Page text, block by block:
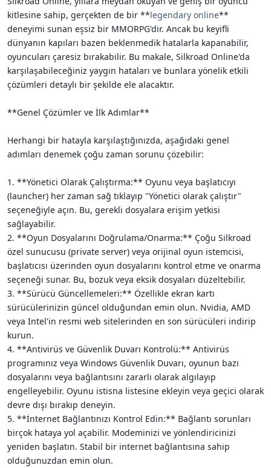
i
kitlesine sahip, gerçekten de bir **legendary online**
deneyimi sunan eşsiz bir MMORPG'dir. Ancak bu keyifli
dünyanın kapıları bazen beklenmedik hatalarla kapanabilir,
oyuncuları çaresiz bırakabilir. Bu makale, Silkroad Online'da
karşılaşabileceğiniz yaygın hataları ve bunlara yönelik etkili
çözümleri detaylı bir şekilde ele alacaktır.
**Genel Çözümler ve İlk Adımlar**
Herhangi bir hatayla karşılaştığınızda, aşağıdaki genel
adımları denemek çoğu zaman sorunu çözebilir:
1. **Yönetici Olarak Çalıştırma:** Oyunu veya başlatıcıyı
(launcher) her zaman sağ tıklayıp "Yönetici olarak çalıştır"
seçeneğiyle açın. Bu, gerekli dosyalara erişim yetkisi
sağlayabilir.
2. **Oyun Dosyalarını Doğrulama/Onarma:** Çoğu Silkroad
özel sunucusu (private server) veya orijinal oyun istemcisi,
başlatıcısı üzerinden oyun dosyalarını kontrol etme ve onarma
seçeneği sunar. Bu, bozuk veya eksik dosyaları düzeltebilir.
3. **Sürücü Güncellemeleri:** Özellikle ekran kartı
sürücülerinizin güncel olduğundan emin olun. Nvidia, AMD
veya Intel'in resmi web sitelerinden en son sürücüleri indirip
kurun.
4. **Antivirüs ve Güvenlik Duvarı Kontrolü:** Antivirüs
programınız veya Windows Güvenlik Duvarı, oyunun bazı
dosyalarını veya bağlantısını zararlı olarak algılayıp
engelleyebilir. Oyunu istisna listesine ekleyin veya geçici olarak
devre dışı bırakıp deneyin.
5. **İnternet Bağlantınızı Kontrol Edin:** Bağlantı sorunları
birçok hataya yol açabilir. Modeminizi ve yönlendiricinizi
yeniden başlatın. Stabil bir internet bağlantısına sahip
olduğunuzdan emin olun.